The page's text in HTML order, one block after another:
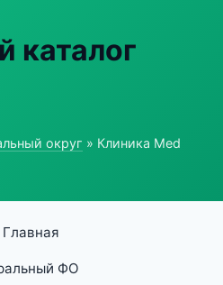
каталог
округ » Клиника Med
Главная
ФО